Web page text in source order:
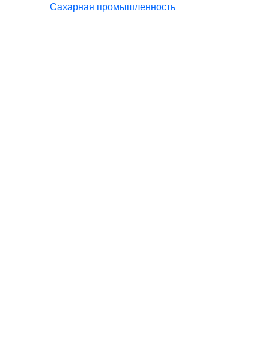
Сахарная промышленность